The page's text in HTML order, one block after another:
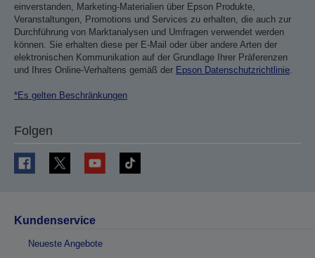
einverstanden, Marketing-Materialien über Epson Produkte,
Veranstaltungen, Promotions und Services zu erhalten, die auch zur
Durchführung von Marktanalysen und Umfragen verwendet werden
können. Sie erhalten diese per E-Mail oder über andere Arten der
elektronischen Kommunikation auf der Grundlage Ihrer Präferenzen
und Ihres Online-Verhaltens gemäß der Epson Datenschutzrichtlinie
*Es gelten Beschränkungen
Folgen
Kundenservice
Neueste Angebote